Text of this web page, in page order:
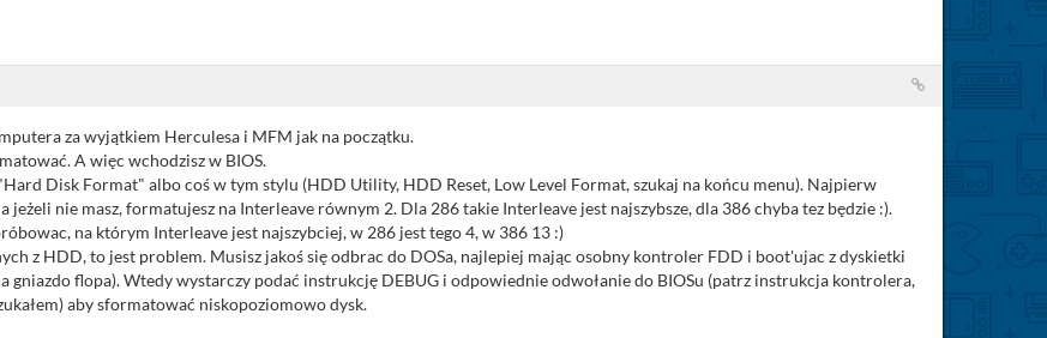
za wyjątkiem Herculesa i MFM jak na początku.
A więc wchodzisz w BIOS.
Disk Format" albo coś w tym stylu (HDD Utility, HDD Reset, Low Level Format, szukaj na końcu menu). Najpierw
jeżeli nie masz, formatujesz na Interleave równym 2. Dla 286 takie Interleave jest najszybsze, dla 386 chyba tez będzie :).
na którym Interleave jest najszybciej, w 286 jest tego 4, w 386 13 :)
z HDD, to jest problem. Musisz jakoś się odbrac do DOSa, najlepiej mając osobny kontroler FDD i boot'ujac z dyskietki
gniazdo flopa). Wtedy wystarczy podać instrukcję DEBUG i odpowiednie odwołanie do BIOSu (patrz instrukcja kontrolera,
aby sformatować niskopoziomowo dysk.